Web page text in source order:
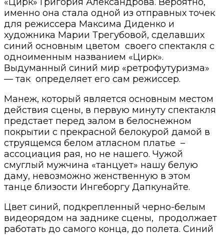
именно она стала одной из отправных точек
для режиссера Максима Диденко и
художника Марии Трегубовой, сделавших
синий основным цветом своего спектакля с
одноименным названием «Цирк».
Выдуманный синий мир «ретрофутуризма»
— так определяет его сам режиссер.
Манеж, который является основным местом
действия сцены, в первую минуту спектакля
предстает перед залом в белоснежном
покрытии с прекрасной белокурой дамой в
струящемся белом атласном платье –
ассоциация рая, но не нашего. Чужой
смуглый мужчина «танцует» нашу белую
даму, невозможно женственную в этом
танце близости Ингеборгу Дапкунайте.
Цвет синий, подкрепленный черно-белым
видеорядом на заднике сцены, продолжает
работать до самого конца, до полета. Синий